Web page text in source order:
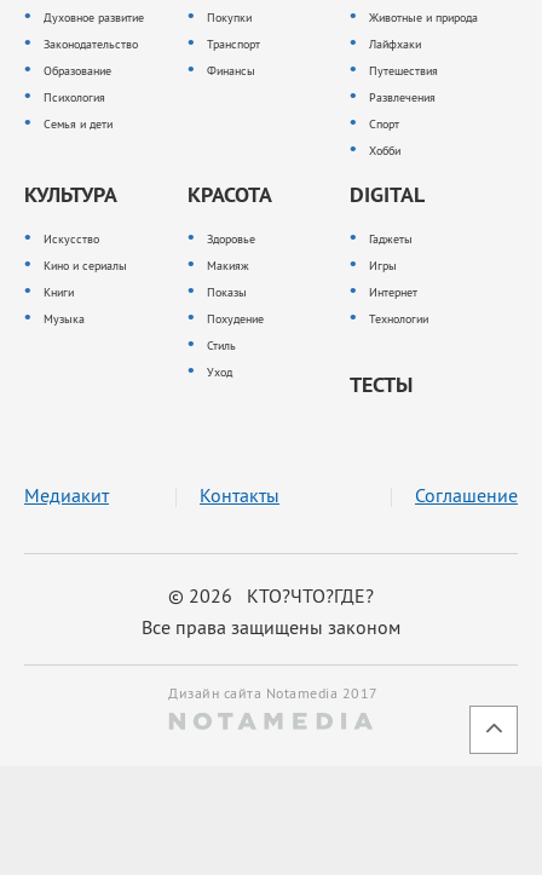
Духовное развитие
Законодательство
Образование
Психология
Семья и дети
Покупки
Транспорт
Финансы
Животные и природа
Лайфхаки
Путешествия
Развлечения
Спорт
Хобби
КУЛЬТУРА
Искусство
Кино и сериалы
Книги
Музыка
КРАСОТА
Здоровье
Макияж
Показы
Похудение
Стиль
Уход
DIGITAL
Гаджеты
Игры
Интернет
Технологии
ТЕСТЫ
© 2026 КТО?ЧТО?ГДЕ?
Все права защищены законом
Медиакит Контакты Соглашение
Дизайн сайта Notamedia 2017